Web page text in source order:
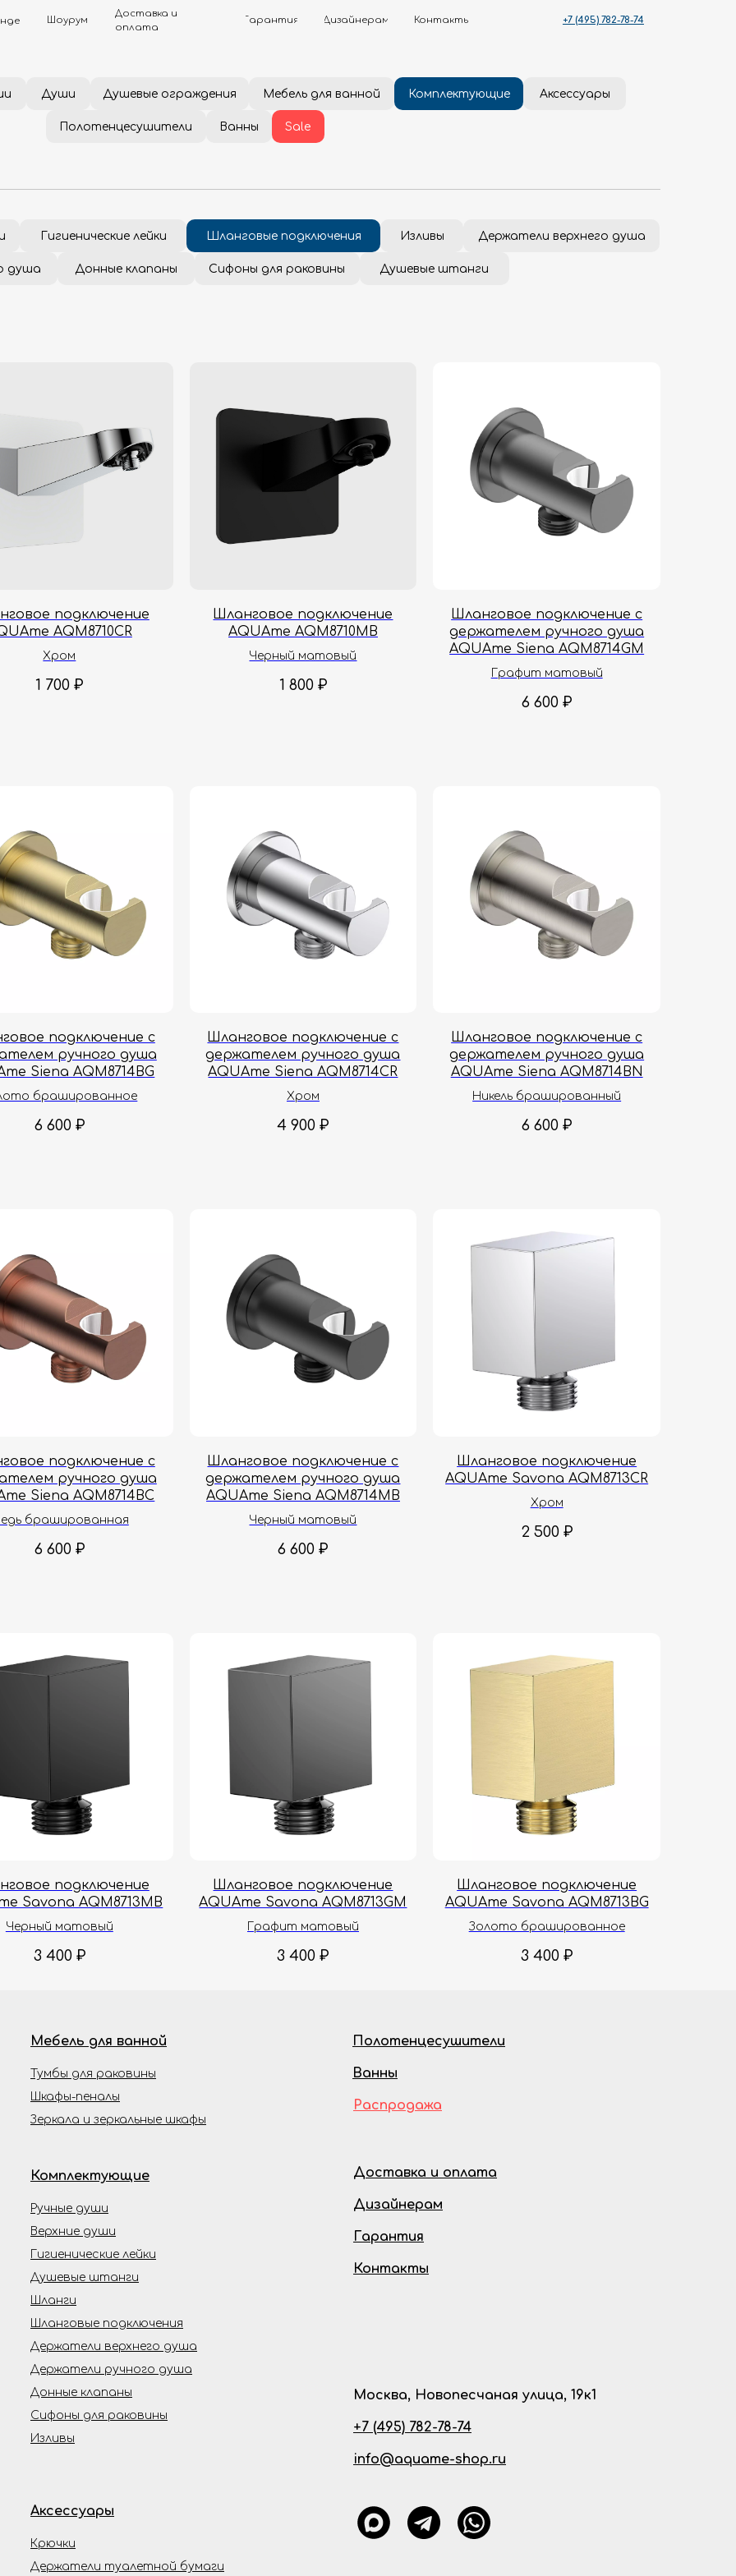
+7 (495) 782-78-74
Контакты
Дизайнерам
Доставка и
оплата
Шоурум
Души Душевые ограждения Мебель для ванной Комплектующие Аксессуары
Полотенцесушители Ванны Sale
Гигиенические лейки Шланговые подключения Изливы Держатели верхнего душа
душа Донные клапаны Сифоны для раковины Душевые штанги
подключение
AQM8710CR
Хром
1 700 ₽
Шланговое подключение
AQUAme AQM8710MB
Черный матовый
1 800 ₽
Шланговое подключение с
держателем ручного душа
AQUAme Siena AQM8714GM
Графит матовый
6 600 ₽
подключение с
ручного душа
Siena AQM8714BG
брашированное
6 600 ₽
Шланговое подключение с
держателем ручного душа
AQUAme Siena AQM8714CR
Хром
4 900 ₽
Шланговое подключение с
держателем ручного душа
AQUAme Siena AQM8714BN
Никель брашированный
6 600 ₽
подключение с
ручного душа
Siena AQM8714BC
брашированная
6 600 ₽
Шланговое подключение с
держателем ручного душа
AQUAme Siena AQM8714MB
Черный матовый
6 600 ₽
Шланговое подключение
AQUAme Savona AQM8713CR
Хром
2 500 ₽
подключение
Savona AQM8713MB
Черный матовый
3 400 ₽
Шланговое подключение
AQUAme Savona AQM8713GM
Графит матовый
3 400 ₽
Шланговое подключение
AQUAme Savona AQM8713BG
Золото брашированное
3 400 ₽
Мебель для ванной
Тумбы для раковины
Шкафы-пеналы
Зеркала и зеркальные шкафы
Держатели туалетной бумаги
Крючки
Аксессуары
Комплектующие
Ручные души
Верхние души
Гигиенические лейки
Шланги
Дизайнерам
Доставка и оплата
Гарантия
Контакты
Шланговые подключения
Распродажа
Полотенцесушители
Ванны
Держатели верхнего душа
Держатели ручного душа
Донные клапаны
Сифоны для раковины
Изливы
Душевые штанги
Москва, Новопесчаная улица, 19к1
+7 (495) 782-78-74
info@aquame-shop.ru